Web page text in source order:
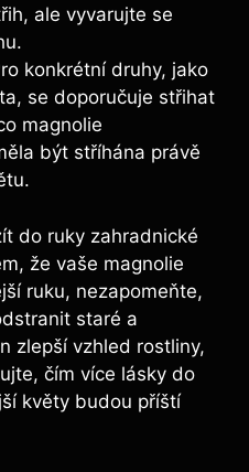
ale vyvarujte se
konkrétní druhy, jako
se⁤ doporučuje střihat
magnolie
‍být⁤ stříhána právě
​do ruky zahradnické
​že‍ vaše magnolie
ruku, nezapomeňte,
staré a⁤
zlepší ⁣vzhled rostliny,
čím více lásky do
květy budou příští